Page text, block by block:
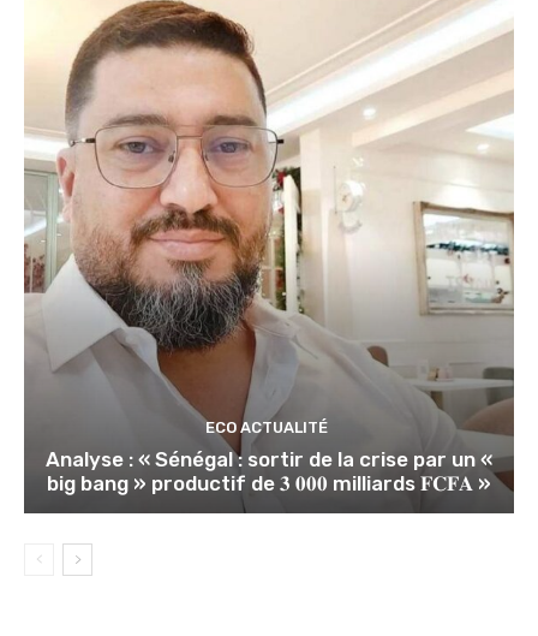
ECO ACTUALITÉ
Analyse : « Sénégal : sortir de la crise par un «
big bang » productif de 𝟑 𝟎𝟎𝟎 milliards 𝐅𝐂𝐅𝐀 »